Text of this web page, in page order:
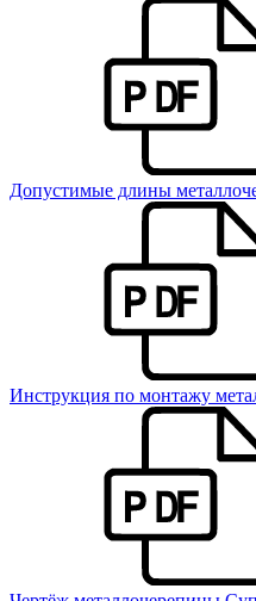
Допустимые длины
Инструкция по монтажу